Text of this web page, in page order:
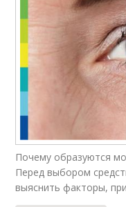
Почему образуются
Перед выбором
выяснить факторы,